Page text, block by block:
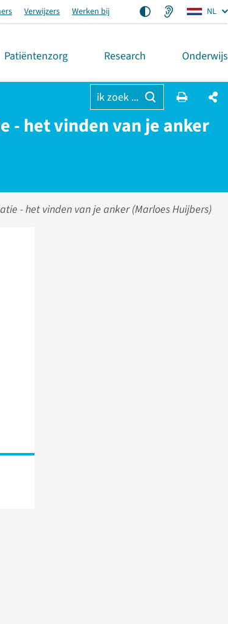
Verwijzers Werken bij NL
Patiëntenzorg Research Onderwijs
ik zoek ...
- het vinden van je anker
- het vinden van je anker (Marloes Huijbers)